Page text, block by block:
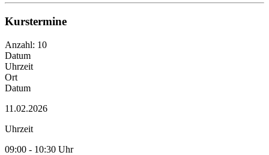
Kurstermine
Anzahl: 10
Datum
Uhrzeit
Ort
Datum
11.02.2026
Uhrzeit
09:00 - 10:30 Uhr